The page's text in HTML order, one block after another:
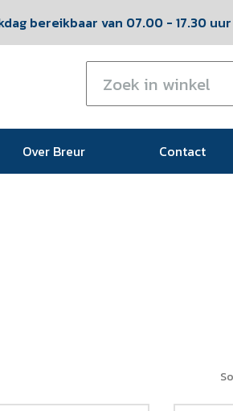
bereikbaar van 07.00 - 17.30 uur
Over Breur Contact